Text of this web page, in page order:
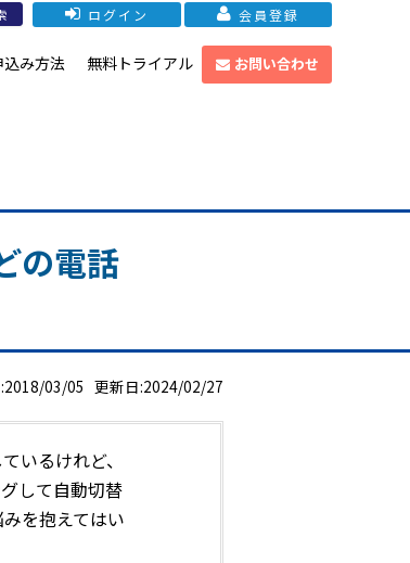
ログイン 会員登録
込み方法 無料トライアル お問い合わせ
の電話
03/05 更新日:2024/02/27
いるけれど、
して自動切替
を抱えてはい